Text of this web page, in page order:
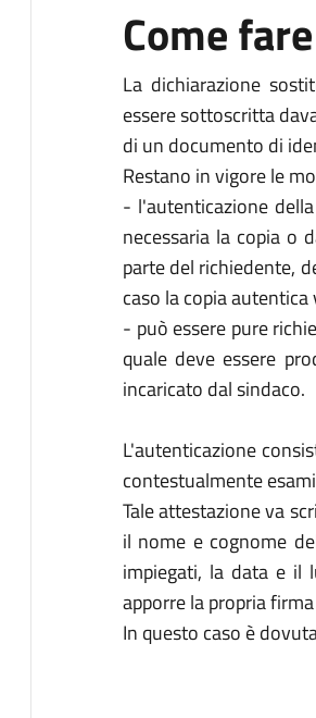
Come fare
La dichiarazione
essere sottoscritta
di un documento di
Restano in vigore le
- l'autenticazione
necessaria la copia o
parte del richiedente,
caso la copia
- può essere pure
quale deve essere
incaricato dal sindaco.
L'autenticazione
contestualmente
Tale attestazione va
il nome e cognome
impiegati, la data e il
apporre la propria
In questo caso è